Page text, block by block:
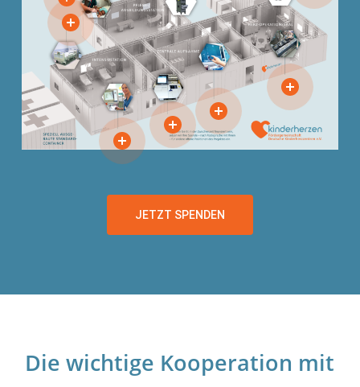
Close
Close
Close
Close
Close
Close
Close
Close
Close
JETZT SPENDEN
Die wichtige Kooperation mit